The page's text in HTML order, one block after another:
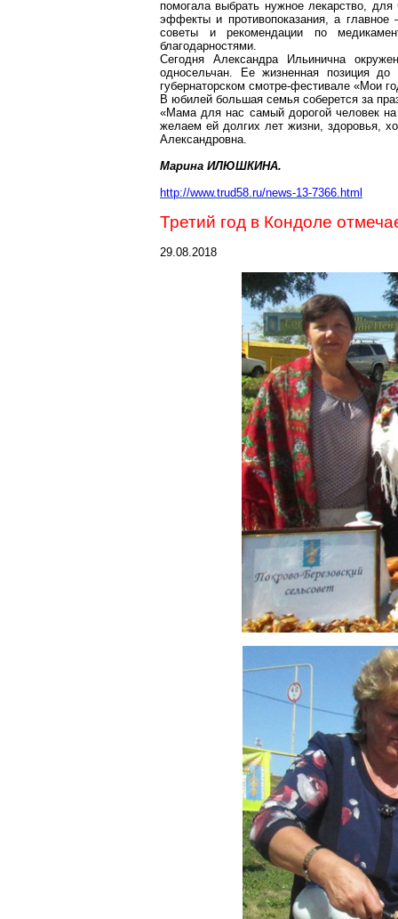
помогала выбрать нужное лекарство,
эффекты и противопоказания, а
советы и рекомендации по
благодарностями.
Сегодня Александра Ильинична
односельчан. Ее жизненная позиция
губернаторском смотре-фестивале «Мои
В юбилей большая семья соберется за
«Мама для нас самый дорогой человек
желаем ей долгих лет жизни, здоровья,
Александровна.
Марина ИЛЮШКИНА.
http://www.trud58.ru/news-13-7366.html
Третий год в Кондоле
29.08.2018